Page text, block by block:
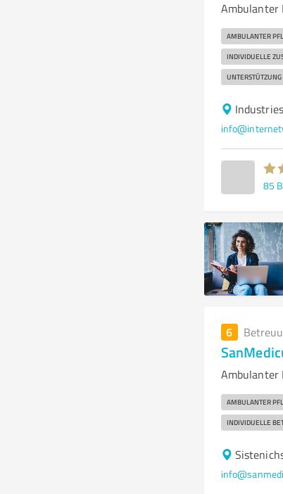
Ambulanter
AMBULANTER
INDIVIDUELLE
85
6
Ambulanter
AMBULANTER
INDIVIDUELLE